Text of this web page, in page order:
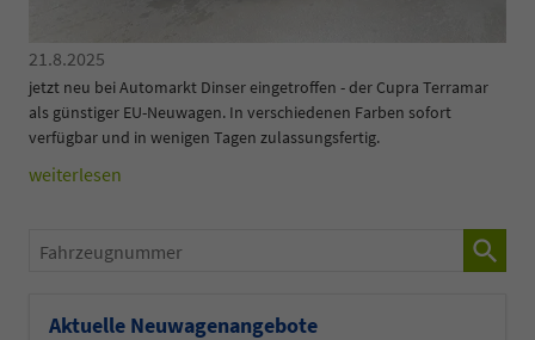
21.8.2025
jetzt neu bei Automarkt Dinser eingetroffen - der Cupra Terramar
als günstiger EU-Neuwagen. In verschiedenen Farben sofort
verfügbar und in wenigen Tagen zulassungsfertig.
weiterlesen
Fahrzeugnummer
Aktuelle Neuwagenangebote